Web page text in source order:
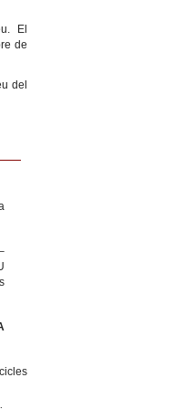
El
de
del